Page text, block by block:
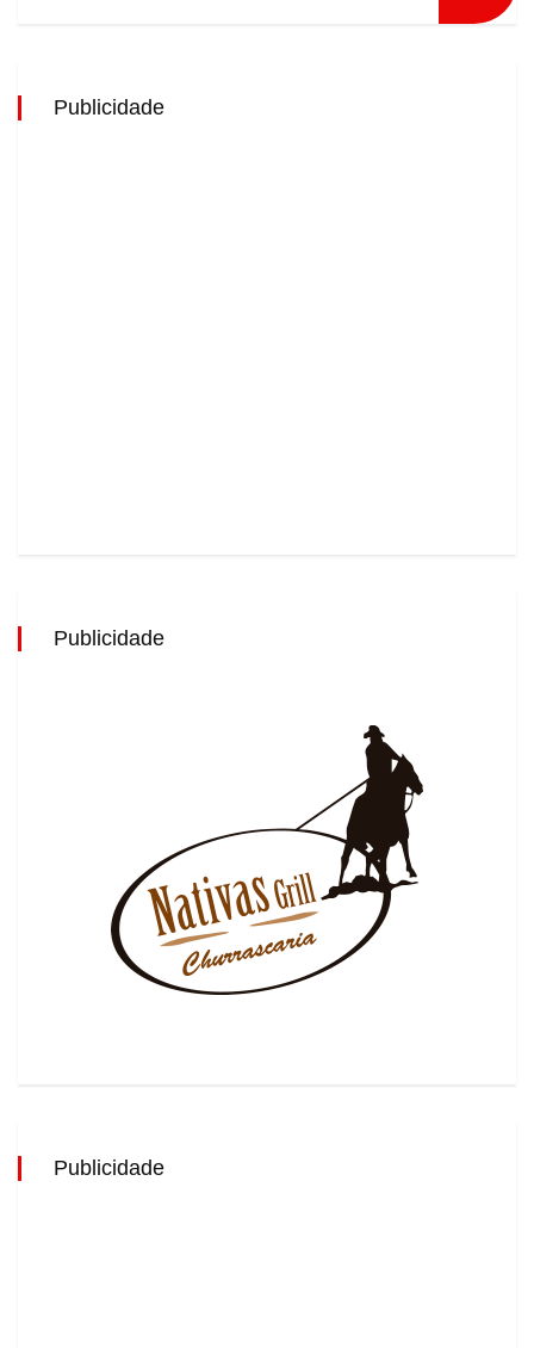
Publicidade
Publicidade
Publicidade